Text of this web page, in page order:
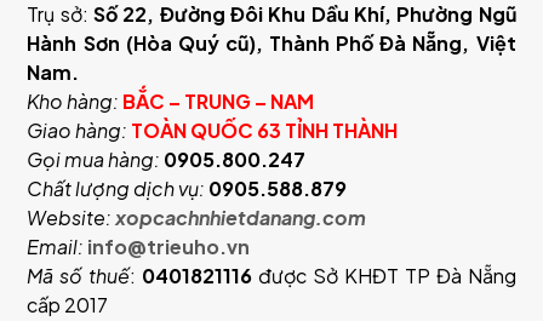
Trụ sở:Số 22, Đường Đôi Khu Dầu Khí, Phường Ngũ
Hành Sơn (Hòa Quý cũ), Thành Phố Đà Nẵng, Việt
Nam.
Kho hàng: BẮC – TRUNG – NAM
Giao hàng: TOÀN QUỐC 63 TỈNH THÀNH
Gọi mua hàng: 0905.800.247
Chất lượng dịch vụ: 0905.588.879
Website:xopcachnhietdanang.com
Email: info@trieuho.vn
Mã số thuế: 0401821116 được Sở KHĐT TP Đà Nẵng
cấp 2017